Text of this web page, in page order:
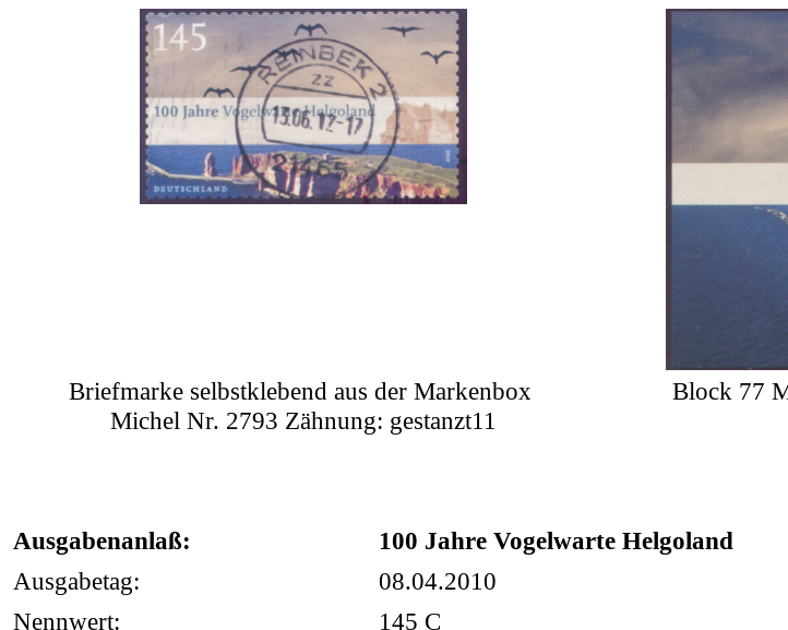
Briefmarke selbstklebend aus der Markenbox
Michel Nr. 2793 Zähnung: gestanzt11
Block 77
Ausgabenanlaß:
100 Jahre Vogelwarte Helgoland
Ausgabetag:
08.04.2010
Nennwert:
145 C